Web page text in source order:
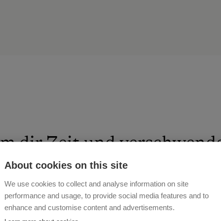
dir Zeit und
Momenten...
About cookies on this site
We use cookies to collect and analyse information on site
performance and usage, to provide social media features and to
enhance and customise content and advertisements.